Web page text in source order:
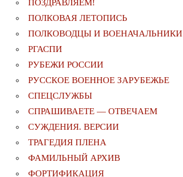
ПОЗДРАВЛЯЕМ!
ПОЛКОВАЯ ЛЕТОПИСЬ
ПОЛКОВОДЦЫ И ВОЕНАЧАЛЬНИКИ
РГАСПИ
РУБЕЖИ РОССИИ
РУССКОЕ ВОЕННОЕ ЗАРУБЕЖЬЕ
СПЕЦСЛУЖБЫ
СПРАШИВАЕТЕ — ОТВЕЧАЕМ
СУЖДЕНИЯ. ВЕРСИИ
ТРАГЕДИЯ ПЛЕНА
ФАМИЛЬНЫЙ АРХИВ
ФОРТИФИКАЦИЯ